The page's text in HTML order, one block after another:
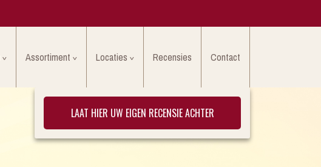
Assortiment Locaties Recensies Contact
LAAT HIER UW EIGEN RECENSIE ACHTER